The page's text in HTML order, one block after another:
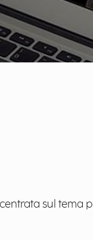
sul tema